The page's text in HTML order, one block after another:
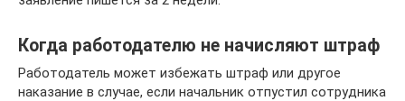
Когда работодателю не начисляют штраф
Работодатель может избежать штраф или другое
наказание в случае, если начальник отпустил сотрудника